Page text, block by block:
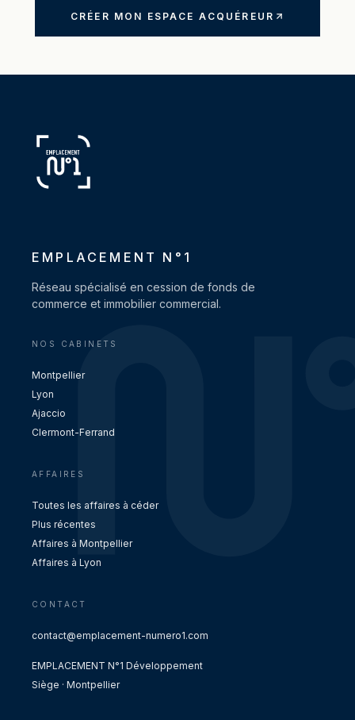
CRÉER MON ESPACE ACQUÉREUR
EMPLACEMENT N°1
Réseau spécialisé en cession de fonds de
commerce et immobilier commercial.
NOS CABINETS
Montpellier
Lyon
Ajaccio
Clermont-Ferrand
AFFAIRES
Toutes les affaires à céder
Plus récentes
Affaires à Montpellier
Affaires à Lyon
CONTACT
contact@emplacement-numero1.com
EMPLACEMENT N°1 Développement
Siège · Montpellier